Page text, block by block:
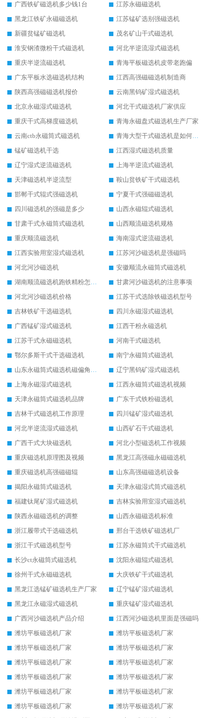
广西铁矿磁选机多少钱1台
江苏永磁磁选机
黑龙江铁矿永磁磁选机
江苏锰矿选别强磁选机
新疆贫锰矿磁选机
茂名矿山干式磁选机
淮安钢渣微粉干式磁选机
河北半逆流湿式磁选机
重庆半逆流磁选机
青海平板磁选机皮带老跑偏
广东平板水选磁选机结构
江西高强磁磁选机制造商
陕西高强磁磁选机报价
云南黑钨矿湿式磁选机
北京永磁湿式磁选机
河北干式磁选机厂家供应
重庆干式高梯度磁选机
青海永磁盘式磁选机生产厂家
云南ctb永磁筒式磁选机
青海大型干式磁选机是如何选矿的
锰矿磁选机干选
江西湿式磁选机质量
辽宁湿式逆流磁选机
上海半逆流式磁选机
天津磁选机半逆流型
鞍山贫铁矿干式磁选机
邯郸干式辊式强磁选机
宁夏干式强磁磁选机
四川磁选机的强磁是多少
山西永磁辊式磁选机
甘肃干式永磁筒式磁选机
山西顺流磁选机规格
重庆顺流磁选机
海南湿式逆流磁选机
江西实验用室湿式磁选机
江苏河沙磁选机是强磁吗
河北河沙磁选机
安徽顺流永磁筒式磁选机
湖南顺流磁选机跑铁精粉怎么处理
甘肃河沙磁选机的注意事项
河北河沙磁选机价格
江苏干式选除铁磁选机型号
吉林铁矿干选磁选机
四川永磁湿式磁选机
广西锰矿湿式磁选机
江西干粉永磁选机
江苏干式永磁磁选机
河南干式磁选机
鄂尔多斯干式干选磁选机
南宁永磁筒式磁选机
山东永磁筒式磁选机磁偏角怎么调整
辽宁黑钨矿湿式磁选机
上海永磁湿式磁选机
江西永磁筒式磁选机视频
天津永磁筒式磁选机品牌
广东干式铁粉磁选机
吉林干式磁选机工作原理
四川锰矿湿式磁选机
河北半逆流湿式磁选机
山西矿石干式磁选机
广西干式大块磁选机
河北小型磁选机工作视频
重庆磁选机原理图及视频
黑龙江高强磁永磁磁选机
重庆磁选机高强磁磁辊
山东高强磁磁选机设备
揭阳永磁筒式磁选机
天津永磁湿式筒式磁选机
福建钛尾矿湿式磁选机
吉林实验用室湿式磁选机
陕西永磁磁选机的调整
山西永磁磁选机标准
浙江履带式干选磁选机
邢台干选铁矿磁选机厂
浙江干式磁选机型号
江苏永磁筒式干式磁选机
长沙ct永磁筒式磁选机
沈阳永磁辊式磁选机
徐州干式永磁磁选机
大庆铁矿干式磁选机
黑龙江选锰矿磁选机生产厂家
辽宁锰矿湿式磁选机
黑龙江永磁湿式磁选机
重庆锰矿湿式磁选机
广西河沙磁选机产品介绍
江西河沙磁选机里面是强磁吗
潍坊平板磁选机厂家
潍坊平板磁选机厂家
潍坊平板磁选机厂家
潍坊平板磁选机厂家
潍坊平板磁选机厂家
潍坊平板磁选机厂家
潍坊平板磁选机厂家
潍坊平板磁选机厂家
潍坊平板磁选机厂家
潍坊平板磁选机厂家
潍坊平板磁选机厂家
潍坊平板磁选机厂家